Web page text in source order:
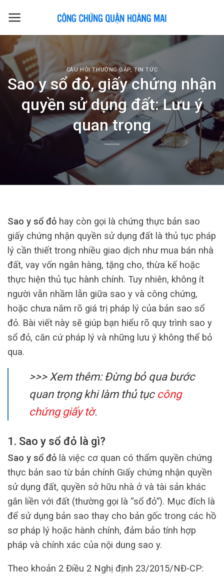
CÂU HỎI THƯỜNG GẶP,TIN TỨC
Sao y sổ đỏ, giấy chứng nhận
quyền sử dụng đất: Lưu ý
quan trọng
Sao y sổ đỏ hay còn gọi là chứng thực bản sao
giấy chứng nhận quyền sử dụng đất là thủ tục pháp
lý cần thiết trong nhiều giao dịch như mua bán nhà
đất, vay vốn ngân hàng, tặng cho, thừa kế hoặc
thực hiện thủ tục hành chính. Tuy nhiên, không ít
người vẫn nhầm lẫn giữa sao y và công chứng,
hoặc chưa nắm rõ giá trị pháp lý của bản sao sổ
đỏ. Bài viết này sẽ giúp bạn hiểu rõ quy trình sao y
sổ đỏ, căn cứ pháp lý và những lưu ý không thể bỏ
qua.
>>> Xem thêm: Đừng bỏ qua bước
quan trọng khi làm thủ tục công
chứng giấy tờ.
1. Sao y sổ đỏ là gì?
Sao y sổ đỏ là việc cơ quan có thẩm quyền chứng
thực bản sao từ bản chính Giấy chứng nhận quyền
sử dụng đất, quyền sở hữu nhà ở và tài sản khác
gắn liền với đất (thường gọi là “sổ đỏ”). Mục đích là
để sử dụng bản sao thay cho bản gốc trong các hồ
sơ pháp lý hoặc hành chính, đảm bảo tính hợp
pháp và chính xác của nội dung sao y.
Theo khoản 2 Điều 2 Nghị định 23/2015/NĐ-CP: